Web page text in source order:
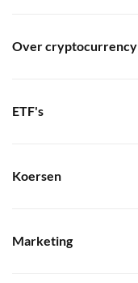
Over cryptocurrency
ETF's
Koersen
Marketing